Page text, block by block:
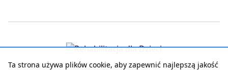
Ta strona używa plików cookie, aby zapewnić najlepszą jakość